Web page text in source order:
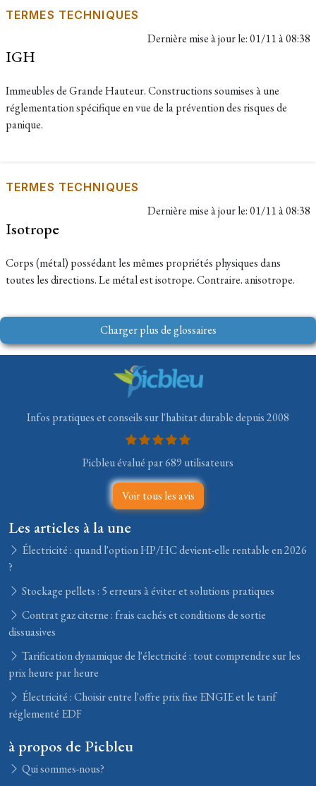
TERMES TECHNIQUES
Dernière mise à jour le:01/11 à 08:38
IGH
Immeubles de Grande Hauteur. Constructions soumises à une
réglementation spécifique en vue de la prévention des risques de
panique.
TERMES TECHNIQUES
Dernière mise à jour le:01/11 à 08:38
Isotrope
Corps (métal) possédant les mêmes propriétés physiques dans
toutes les directions. Le métal est isotrope. Contraire. anisotrope.
Charger plus de glossaires
Infos pratiques et conseils sur l'habitat durable depuis 2008
Picbleu évalué par 689 utilisateurs
Voir tous les avis
Les articles à la une
Électricité : quand l'option HP/HC devient-elle rentable en 2026
?
Stockage pellets : 5 erreurs à éviter et solutions pratiques
Contrat gaz citerne : frais cachés et conditions de sortie
dissuasives
Tarification dynamique de l'électricité : tout comprendre sur les
prix heure par heure
Électricité : Choisir entre l'offre prix fixe ENGIE et le tarif
réglementé EDF
à propos de Picbleu
Qui sommes-nous?